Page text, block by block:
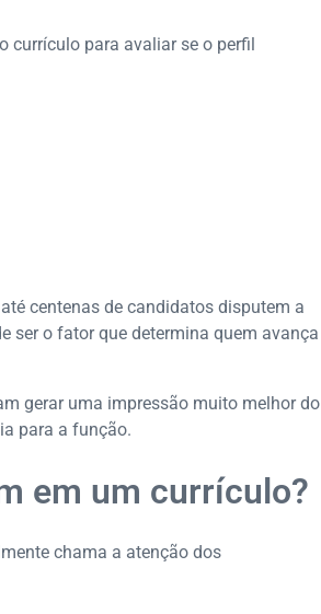
currículo para avaliar se o perfil
centenas de candidatos disputem a
ser o fator que determina quem avança
gerar uma impressão muito melhor do
para a função.
em um currículo?
chama a atenção dos